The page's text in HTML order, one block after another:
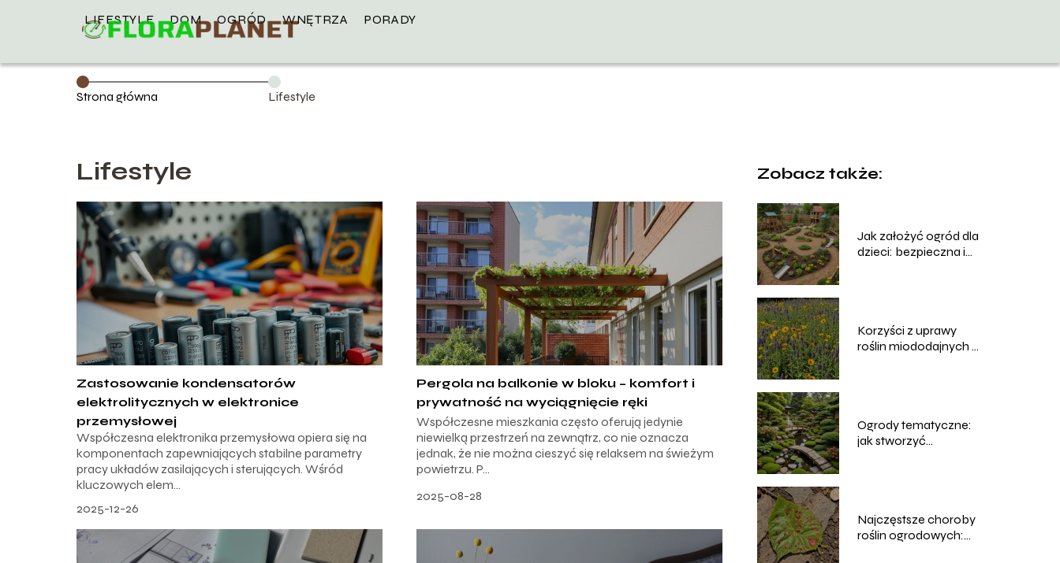
LIFESTYLE DOM OGRÓD WNĘTRZA PORADY
Strona główna Lifestyle
Lifestyle
Zastosowanie kondensatorów
elektrolitycznych w elektronice
przemysłowej
Współczesna elektronika przemysłowa opiera się na
komponentach zapewniających stabilne parametry
pracy układów zasilających i sterujących. Wśród
kluczowych elem...
2025-12-26
Pergola na balkonie w bloku – komfort i
prywatność na wyciągnięcie ręki
Współczesne mieszkania często oferują jedynie
niewielką przestrzeń na zewnątrz, co nie oznacza
jednak, że nie można cieszyć się relaksem na świeżym
powietrzu. P...
2025-08-28
Zobacz także:
Jak założyć ogród dla
dzieci: bezpieczna i
Korzyści z uprawy
roślin miododajnych w
Ogrody tematyczne:
jak stworzyć
Najczęstsze choroby
roślin ogrodowych: